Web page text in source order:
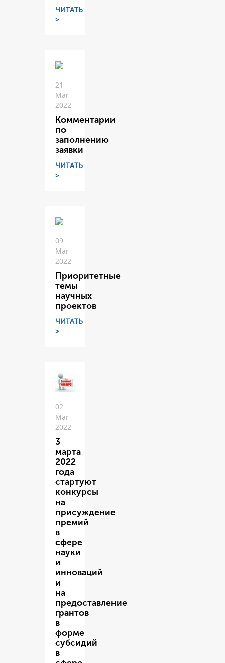
ЧИТАТЬ
>
21
Mar
2022
Комментарии
по
заполнению
заявки
ЧИТАТЬ
>
09
Mar
2022
Приоритетные
темы
научных
проектов
ЧИТАТЬ
>
02
Mar
2022
3
марта
2022
года
стартуют
конкурсы
на
присуждение
премий
в
сфере
науки
и
инноваций
и
на
предоставление
грантов
в
форме
субсидий
в